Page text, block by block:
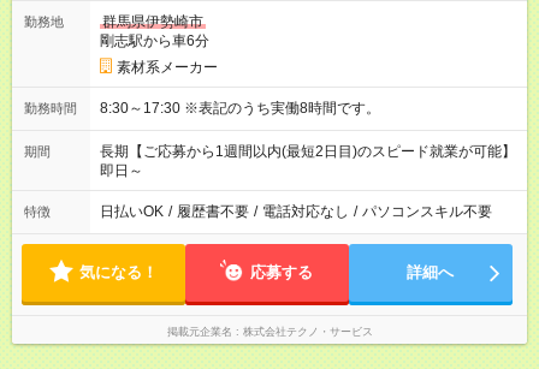
勤務地
群馬県伊勢崎市
剛志駅から車6分
素材系メーカー
勤務時間 8:30～17:30 ※表記のうち実働8時間です。
期間
長期【ご応募から1週間以内(最短2日目)のスピード就業が可能】
即日～
特徴 日払いOK / 履歴書不要 / 電話対応なし / パソコンスキル不要
気になる！ 応募する 詳細へ
掲載元企業名 株式会社テクノ・サービス